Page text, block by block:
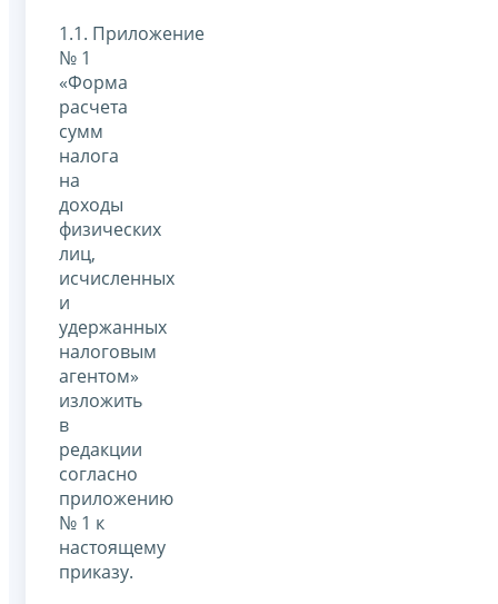
1.1. Приложение
№ 1
«Форма
расчета
сумм
налога
на
доходы
физических
лиц,
исчисленных
и
удержанных
налоговым
агентом»
изложить
в
редакции
согласно
приложению
№ 1 к
настоящему
приказу.